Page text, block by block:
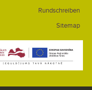
Rundschreiben
Sitemap